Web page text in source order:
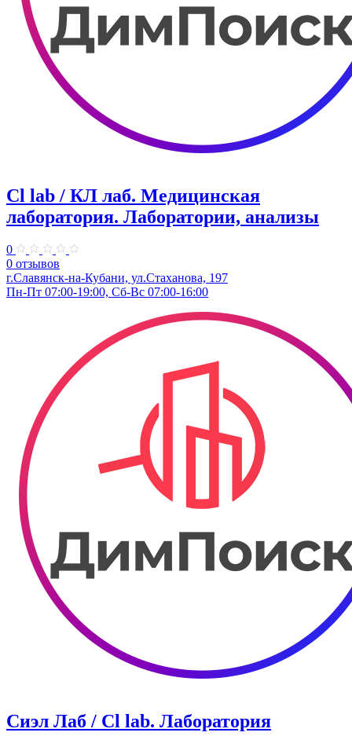
Cl lab / КЛ лаб. ​Медицинская
лаборатория. Лаборатории, анализы
0
0 отзывов
г.Славянск-на-Кубани, ул.​Стаханова, 197​
Пн-Пт 07:00-19:00, Сб-Вс 07:00-16:00
Сиэл Лаб / Cl lab. Лаборатория